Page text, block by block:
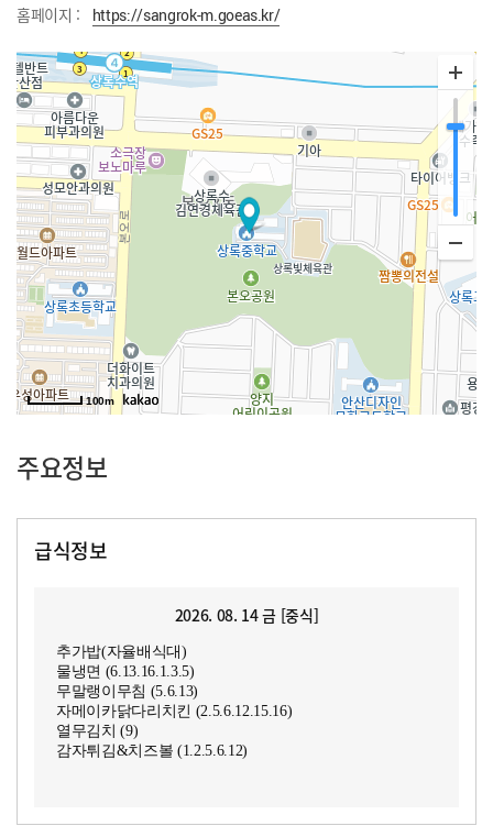
홈페이지 :
https://sangrok-m.goeas.kr/
100m
주요정보
급식정보
2026. 08. 14 금 [중식]
추가밥(자율배식대)
물냉면 (6.13.16.1.3.5)
무말랭이무침 (5.6.13)
자메이카닭다리치킨 (2.5.6.12.15.16)
열무김치 (9)
감자튀김&치즈볼 (1.2.5.6.12)